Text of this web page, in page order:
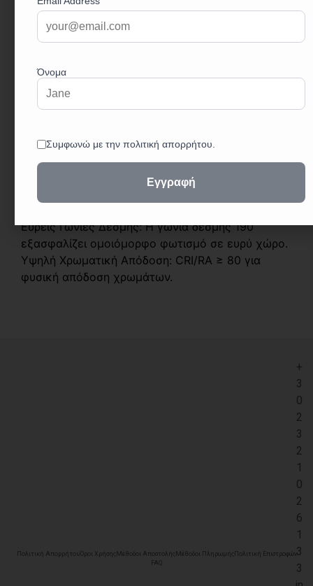
ιδανική επιλογή για οικιακή και επαγγελματική
χρήση. Με κατανάλωση μόλις 5W προσφέρει
ισχυρό φωτισμό, ενώ η χρωματική θερμοκρασία
απόχρωση. Η βάση E14 είναι κατάλληλη για
ποικίλες συσκευές και φωτιστικά.
Σημαντικά Χαρακτηριστικά:
εξοικονόμηση ενέργειας.
Υψηλή Φωτεινή Ροή: Προσφέρει 470LM για
αποτελεσματικό φωτισμό.
Ευρείς Γωνίες Δέσμης: Η γωνία δέσμης 190˚
εξασφαλίζει ομοιόμορφο φωτισμό σε ευρύ χώρο.
Υψηλή Χρωματική Απόδοση: CRI/RA ≥ 80 για
φυσική απόδοση χρωμάτων.
Πολιτική ΑπορρήτουΌροι Χρήσης Μέθοδοι Αποστολής Μέθοδοι Πληρωμής Πολιτική Επιστροφών
FAQ
+
3
0
2
3
2
1
0
2
6
1
3
3